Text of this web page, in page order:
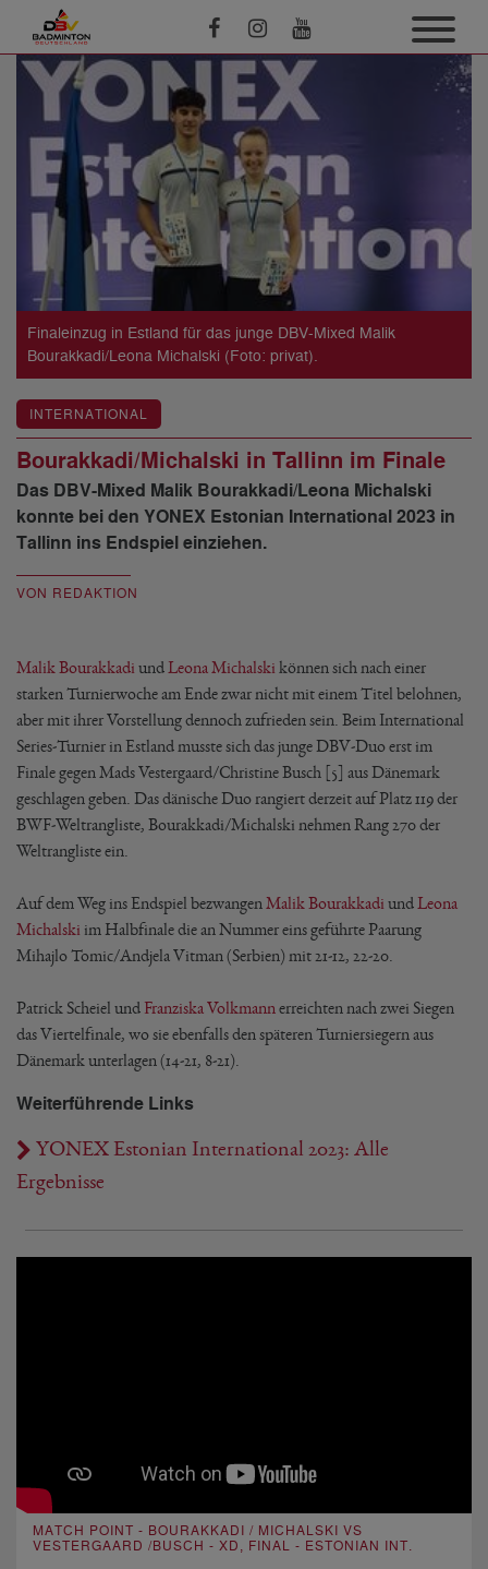
Finaleinzug in Estland für das junge DBV-Mixed Malik
Bourakkadi/Leona Michalski (Foto: privat).
INTERNATIONAL
Bourakkadi/Michalski in Tallinn im Finale
Das DBV-Mixed Malik Bourakkadi/Leona Michalski
konnte bei den YONEX Estonian International 2023 in
Tallinn ins Endspiel einziehen.
VON REDAKTION
Malik Bourakkadi und Leona Michalski können sich nach einer
starken Turnierwoche am Ende zwar nicht mit einem Titel belohnen,
aber mit ihrer Vorstellung dennoch zufrieden sein. Beim International
Series-Turnier in Estland musste sich das junge DBV-Duo erst im
Finale gegen Mads Vestergaard/Christine Busch [5] aus Dänemark
geschlagen geben. Das dänische Duo rangiert derzeit auf Platz 119 der
BWF-Weltrangliste, Bourakkadi/Michalski nehmen Rang 270 der
Weltrangliste ein.
Auf dem Weg ins Endspiel bezwangen Malik Bourakkadi und Leona
Michalski im Halbfinale die an Nummer eins geführte Paarung
Mihajlo Tomic/Andjela Vitman (Serbien) mit 21-12, 22-20.
Patrick Scheiel und Franziska Volkmann erreichten nach zwei Siegen
das Viertelfinale, wo sie ebenfalls den späteren Turniersiegern aus
Dänemark unterlagen (14-21, 8-21).
Weiterführende Links
YONEX Estonian International 2023: Alle
Ergebnisse
MATCH POINT - BOURAKKADI / MICHALSKI VS
VESTERGAARD /BUSCH - XD, FINAL - ESTONIAN INT.